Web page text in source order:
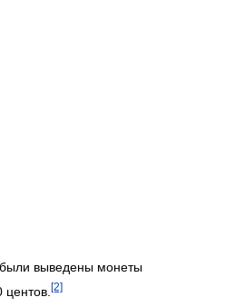
выведены монеты
[2]